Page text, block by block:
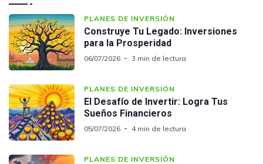
PLANES DE INVERSIÓN
Construye Tu Legado: Inversiones
para la Prosperidad
06/07/2026 3 min de lectura
PLANES DE INVERSIÓN
El Desafío de Invertir: Logra Tus
Sueños Financieros
05/07/2026 4 min de lectura
PLANES DE INVERSIÓN